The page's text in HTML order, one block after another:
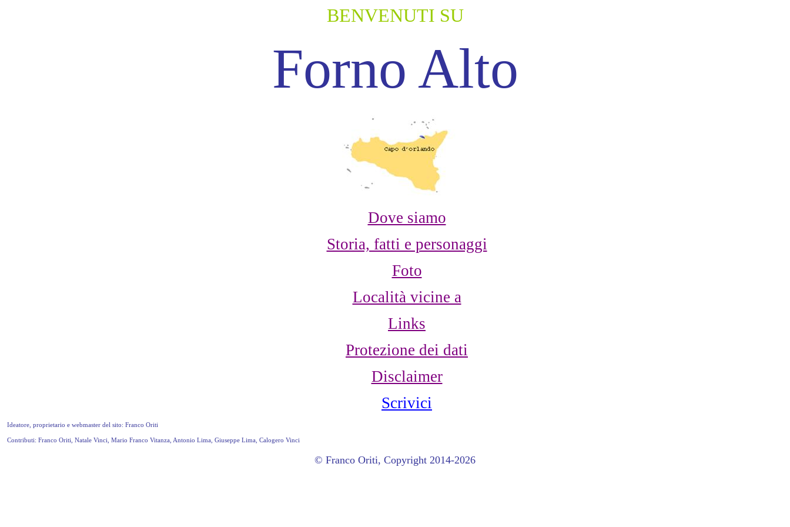
BENVENUTI SU
Forno Alto
Dove siamo
Storia, fatti e personaggi
Foto
Località vicine a
Links
Protezione dei dati
Disclaimer
Scrivici
Ideatore, proprietario e webmaster del sito: Franco Oriti
Contributi: Franco Oriti, Natale Vinci, Mario Franco Vitanza, Antonio Lima, Giuseppe Lima, Calogero Vinci
© Franco Oriti, Copyright 2014-2026